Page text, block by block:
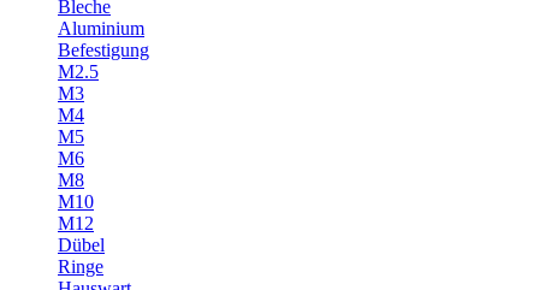
Bleche
Aluminium
Befestigung
M2.5
M3
M4
M5
M6
M8
M10
M12
Dübel
Ringe